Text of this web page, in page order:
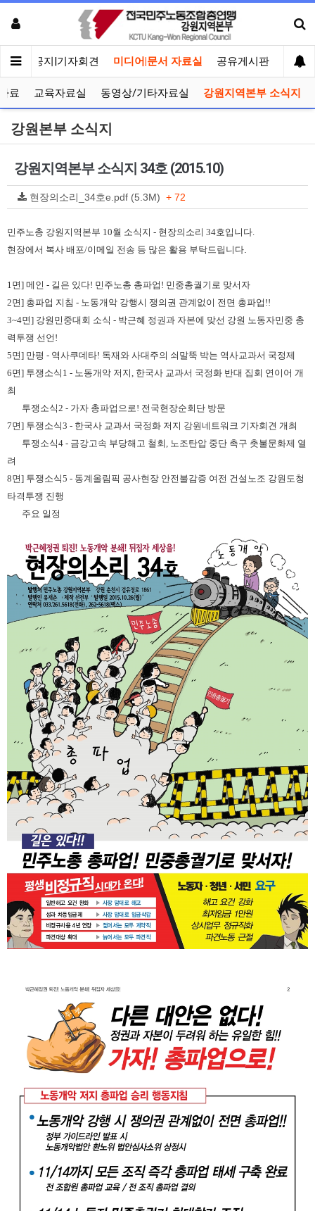
인 공지|기자회견 미디어|문서 자료실 공유게시판 선거
료 교육자료실 동영상/기타자료실 강원지역본부 소식지
강원본부 소식지
강원지역본부 소식지 34호 (2015.10)
현장의소리_34호e.pdf (5.3M) + 72
민주노총 강원지역본부 10월 소식지 - 현장의소리 34호입니다.
현장에서 복사 배포/이메일 전송 등 많은 활용 부탁드립니다
1면] 메인 - 길은 있다! 민주노총 총파업! 민중총궐기로 맞서자
2면] 총파업 지침 - 노동개악 강행시 쟁의권 관계없이 전면 총파업!!
3~4면] 강원민중대회 소식 - 박근혜 정권과 자본에 맞선 강원 노동자민중 총
력투쟁 선언!
5면] 만평 - 역사쿠데타! 독재와 사대주의 쇠말뚝 박는 역사교과서 국정제
6면] 투쟁소식1 - 노동개악 저지, 한국사 교과서 국정화 반대 집회 연이어 개
최
투쟁소식2 - 가자 총파업으로! 전국현장순회단 방문
7면] 투쟁소식3 - 한국사 교과서 국정화 저지 강원네트워크 기자회견 개최
투쟁소식4 - 금강고속 부당해고 철회, 노조탄압 중단 촉구 촛불문화제 열
려
8면] 투쟁소식5 - 동계올림픽 공사현장 안전불감증 여전 건설노조 강원도청
타격투쟁 진행
주요 일정